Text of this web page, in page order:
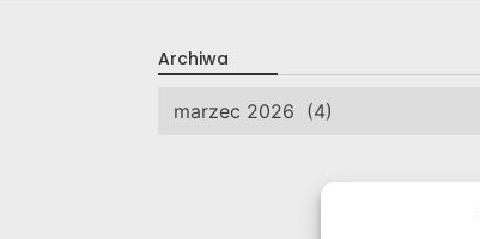
Archiwa